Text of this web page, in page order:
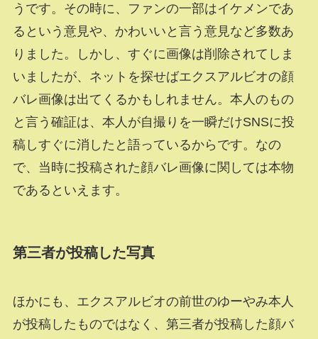
うです。その時に、ファンの一部はイケメンであ
るという意見や、かわいいと言う意見など多数あ
りました。しかし、すぐに画像は削除されてしま
いましたが、ネットを探せばエクスアルビオの顔
バレ画像は出てくるかもしれません。本人のもの
と言う確証は、本人が自撮りを一瞬だけSNSに投
稿しすぐに消したと語っているからです。なの
で、当時に投稿された顔バレ画像に関しては本物
であるといえます。
第三者が投稿した写真
ほかにも、エクスアルビオの前世のゆーやみ本人
が投稿したものではなく、第三者が投稿した顔バ